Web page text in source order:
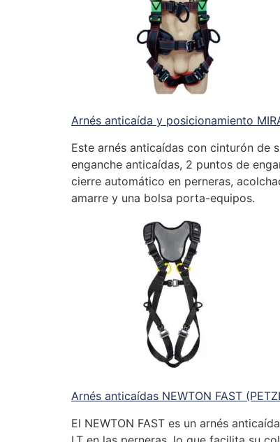
Arnés anticaída y posicionamiento
Este arnés anticaídas con cinturón de
enganche anticaídas, 2 puntos de
cierre automático en perneras,
amarre y una bolsa porta-equipos.
Arnés anticaídas NEWTON FAST
El NEWTON FAST es un arnés